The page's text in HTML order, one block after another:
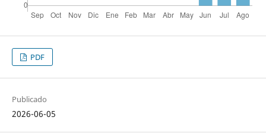
PDF
Publicado
2026-06-05